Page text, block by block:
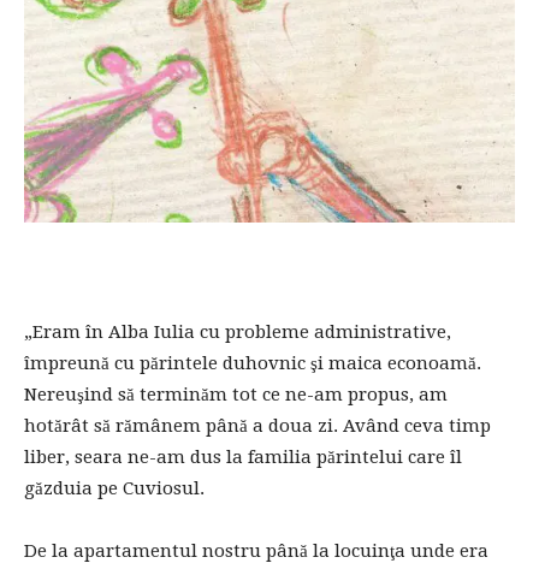
„Eram în Alba Iulia cu probleme administrative,
împreună cu părintele duhovnic şi maica econoamă.
Nereuşind să terminăm tot ce ne-am propus, am
hotărât să rămânem până a doua zi. Având ceva timp
liber, seara ne-am dus la familia părintelui care îl
găzduia pe Cuviosul.
De la apartamentul nostru până la locuinţa unde era